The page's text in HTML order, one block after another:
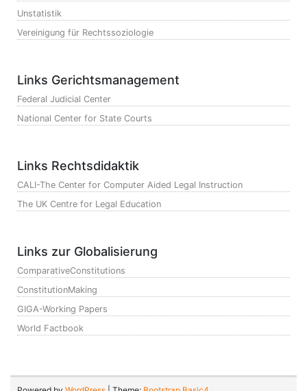
Unstatistik
Vereinigung für Rechtssoziologie
Links Gerichtsmanagement
Federal Judicial Center
National Center for State Courts
Links Rechtsdidaktik
CALI-The Center for Computer Aided Legal Instruction
The UK Centre for Legal Education
Links zur Globalisierung
ComparativeConstitutions
ConstitutionMaking
GIGA-Working Papers
World Factbook